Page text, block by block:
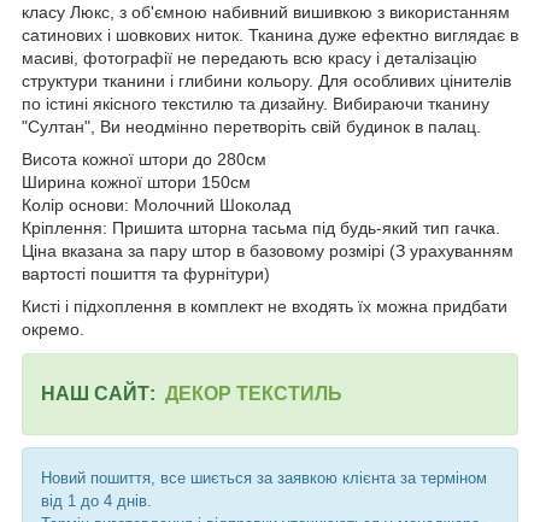
класу Люкс, з об'ємною набивний вишивкою з використанням
сатинових і шовкових ниток. Тканина дуже ефектно виглядає в
масиві, фотографії не передають всю красу і деталізацію
структури тканини і глибини кольору. Для особливих цінителів
по істині якісного текстилю та дизайну. Вибираючи тканину
"Султан", Ви неодмінно перетворіть свій будинок в палац.
Висота кожної штори до 280см
Ширина кожної штори 150см
Колір основи: Молочний Шоколад
Кріплення: Пришита шторна тасьма під будь-який тип гачка.
Ціна вказана за пару штор в базовому розмірі (З урахуванням
вартості пошиття та фурнітури)
Кисті і підхоплення в комплект не входять їх можна придбати
окремо.
НАШ САЙТ: ДЕКОР ТЕКСТИЛЬ
Новий пошиття, все шиється за заявкою клієнта за терміном
від 1 до 4 днів.